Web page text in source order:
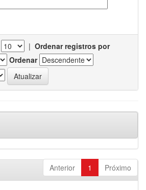
| Ordenar registros por
Ordenar
Anterior 1 Próximo